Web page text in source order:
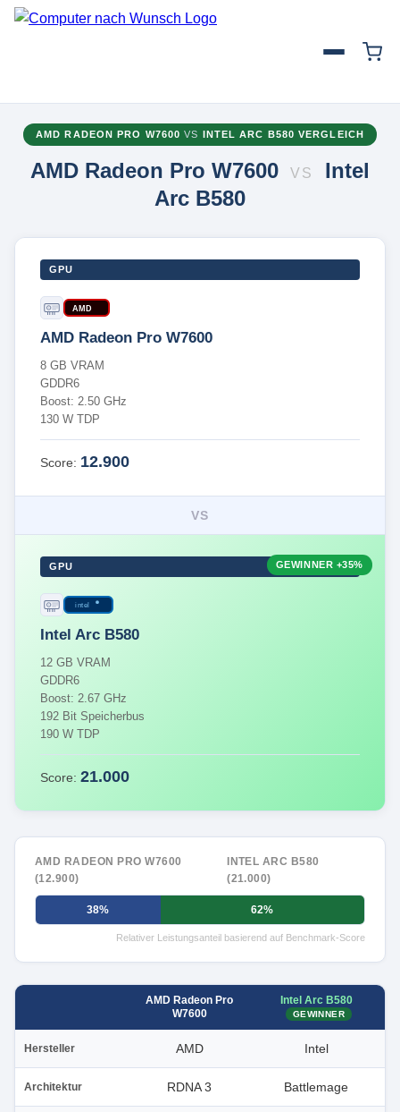
AMD RADEON PRO W7600VS INTEL ARC B580 VERGLEICH
AMD Radeon Pro W7600 VS
Intel
Arc B580
GPU
AMD
AMD Radeon Pro W7600
8 GB VRAM
GDDR6
Boost: 2.50 GHz
130 W TDP
Score: 12.900
VS
GPU
intel
Intel Arc B580
12 GB VRAM
GDDR6
Boost: 2.67 GHz
192 Bit Speicherbus
190 W TDP
Score: 21.000
GEWINNER +35%
AMD RADEON PRO W7600
(12.900)
INTEL ARC B580
(21.000)
38% 62%
Relativer Leistungsanteil basierend auf Benchmark-Score
AMD Radeon Pro
W7600
Intel Arc B580
GEWINNER
Hersteller AMD Intel
Architektur RDNA 3 Battlemage